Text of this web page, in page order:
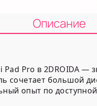
Описание
Pad Pro в 2DROIDA
сочетает большой
опыт по